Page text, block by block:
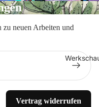
neuen Arbeiten und
Vertrag widerrufen